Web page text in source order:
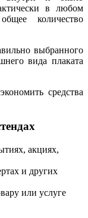
в любом
количество
выбранного
вида плаката
средства
акциях,
и других
или услуге